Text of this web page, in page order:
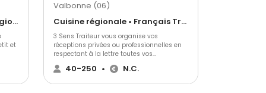
Gastronomique • Cuisine régionale • Français Traditionnel
et
Valbonne (06)
Cuisine régionale • Français Traditionnel • Libanais
3 Sens Traiteur vous organise vos
réceptions privées ou professionnelles en
respectant à la lettre toutes vos
demandes. Ces professionnels répondront
à toutes vos attentes et s’adapteront à
40-250 • N.C.